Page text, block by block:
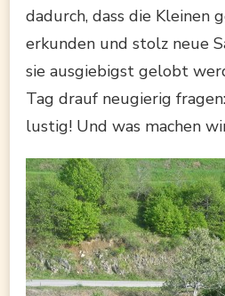
dadurch, dass die Kleinen
erkunden und stolz neue
sie ausgiebigst gelobt
Tag drauf neugierig
lustig! Und was machen